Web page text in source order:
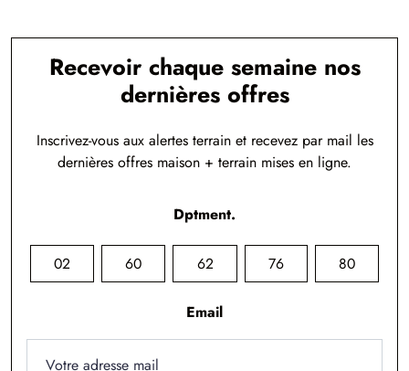
Recevoir chaque semaine nos
dernières offres
Inscrivez-vous aux alertes terrain et recevez par mail les
dernières offres maison + terrain mises en ligne.
Dptment.
02 60 62 76 80
Email